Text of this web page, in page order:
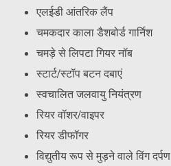
एलईडी आंतरिक लैंप
चमकदार काला डैशबोर्ड गार्निश
चमड़े से लिपटा गियर नॉब
स्टार्ट/स्टॉप बटन दबाएं
स्वचालित जलवायु नियंत्रण
रियर वॉशर/वाइपर
रियर डीफॉगर
विद्युतीय रूप से मुड़ने वाले विंग दर्पण